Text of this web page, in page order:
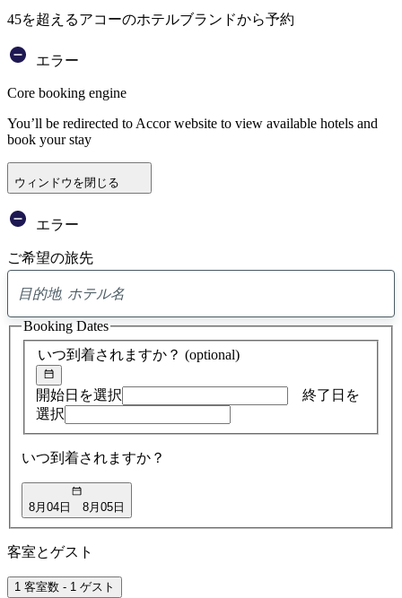
45を超えるアコーのホテルブランドから予約
エラー
Core booking engine
You’ll be redirected to Accor website to view available hotels and
book your stay
ウィンドウを閉じる
エラー
ご希望の旅先
ア
ド
バ
イ
検
索
いつ到着されますか？ (optional)
開始日を選択
終了日を
選択
いつ到着されますか？
8月04日 8月05日
Booking Dates
客室とゲスト
1 客室数 - 1 ゲスト